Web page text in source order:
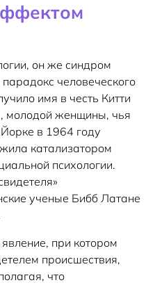
он же синдром
человеческого
имя в честь Китти
молодой женщины, чья
в 1964 году
катализатором
психологии.
ученые Бибб Латане
при котором
происшествия,
что